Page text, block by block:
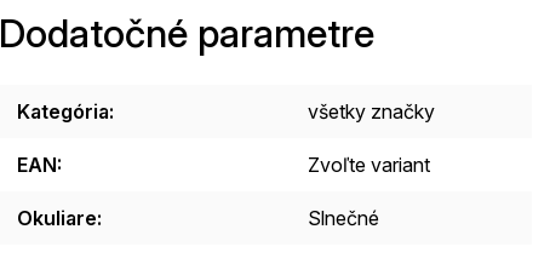
Dodatočné parametre
Kategória: všetky značky
EAN: Zvoľte variant
Okuliare: Slnečné